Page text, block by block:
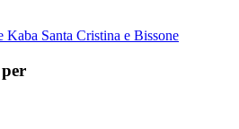
Kaba Santa Cristina e Bissone